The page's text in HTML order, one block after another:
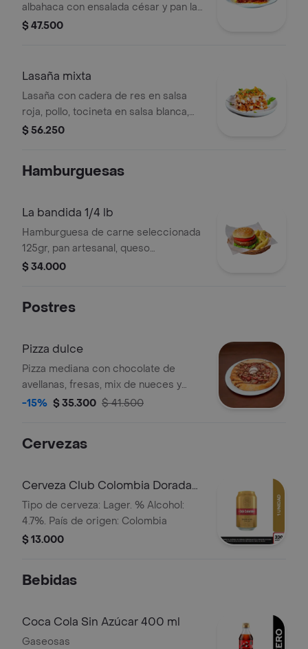
albahaca con ensalada césar y pan la
bandida, porción personal.
$ 47.500
Lasaña mixta
Lasaña con cadera de res en salsa
roja, pollo, tocineta en salsa blanca,
acompañada de ensalada césar y pan
$ 56.250
Hamburguesas
La bandida 1/4 lb
Hamburguesa de carne seleccionada
125gr, pan artesanal, queso
mozzarella, tocineta, salsa bbq de jack
lechuga y tomate + papas fritas +
$ 34.000
Postres
Pizza dulce
Pizza mediana con chocolate de
avellanas, fresas, mix de nueces y
helado sabor del día.
-15% $ 35.300 $ 41.500
Cervezas
Cerveza Club Colombia Dorada
Lta 330ml
Tipo de cerveza: Lager. % Alcohol:
4.7%. País de origen: Colombia
$ 13.000
Bebidas
Coca Cola Sin Azúcar 400 ml
Gaseosas